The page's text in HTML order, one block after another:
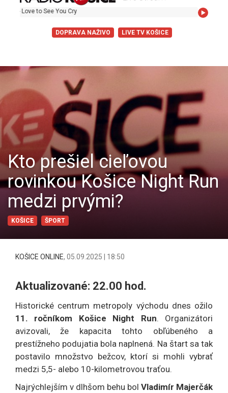
to See You Cry
DOPRAVA NAŽIVO LIVE TV KOŠICE
Kto prešiel cieľovou
rovinkou Košice Night Run
medzi prvými?
KOŠICE ŠPORT
KOŠICE ONLINE, 05.09.2025 | 18:50
Aktualizované: 22.00 hod.
Historické centrum metropoly východu dnes ožilo
11. ročníkom Košice Night Run. Organizátori
avizovali, že kapacita tohto obľúbeného a
prestížneho podujatia bola naplnená. Na štart sa tak
postavilo množstvo bežcov, ktorí si mohli vybrať
medzi 5,5- alebo 10-kilometrovou traťou.
Najrýchlejším v dlhšom behu bol Vladimír Majerčák